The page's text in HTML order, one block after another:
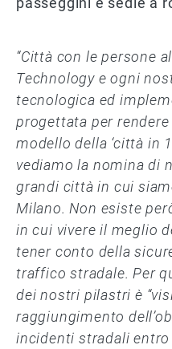
“Città con le persone
Technology e ogni
tecnologica ed
progettata per rendere
modello della ‘città in
vediamo la nomina di
grandi città in cui
Milano. Non esiste
in cui vivere il meglio
tener conto della
traffico stradale. Per
dei nostri pilastri è
raggiungimento
incidenti stradali